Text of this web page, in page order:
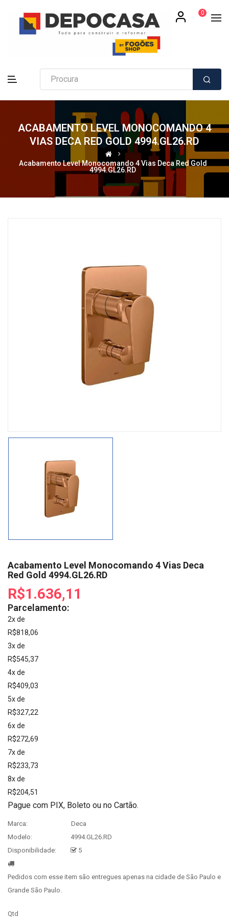
0
ACABAMENTO LEVEL MONOCOMANDO 4
VIAS DECA RED GOLD 4994.GL26.RD
Acabamento Level Monocomando 4 Vias Deca Red Gold
4994.GL26.RD
Acabamento Level Monocomando 4 Vias Deca
Red Gold 4994.GL26.RD
R$1.636,11
Parcelamento:
2x de
R$818,06
3x de
R$545,37
4x de
R$409,03
5x de
R$327,22
6x de
R$272,69
7x de
R$233,73
8x de
R$204,51
Pague com PIX, Boleto ou no Cartão.
Marca:
Deca
Modelo:
4994.GL26.RD
Disponibilidade:
5
Pedidos com esse item são entregues apenas na cidade de São Paulo e
Grande São Paulo.
Qtd